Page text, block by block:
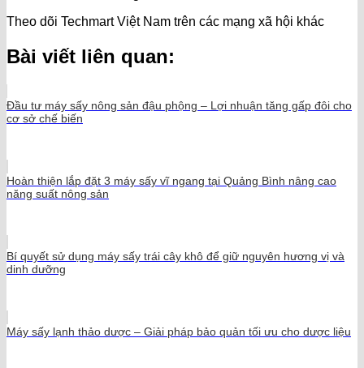
Theo dõi Techmart Việt Nam trên các mạng xã hội khác
Bài viết liên quan:
Đầu tư máy sấy nông sản đậu phộng – Lợi nhuận tăng gấp đôi cho
cơ sở chế biến
Hoàn thiện lắp đặt 3 máy sấy vĩ ngang tại Quảng Bình nâng cao
năng suất nông sản
Bí quyết sử dụng máy sấy trái cây khô để giữ nguyên hương vị và
dinh dưỡng
Máy sấy lạnh thảo dược – Giải pháp bảo quản tối ưu cho dược liệu